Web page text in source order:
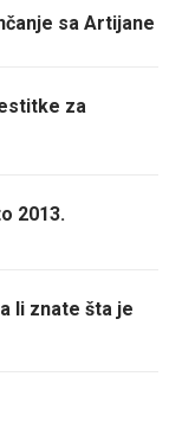
sa Artijane
za
2013.
li znate šta je